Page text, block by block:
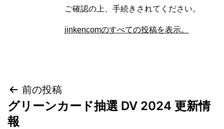
ご確認の上、手続きされてください。
jinkencomのすべての投稿を表示。
投
稿
前の投稿
グリーンカード抽選 DV 2024 更新情
報